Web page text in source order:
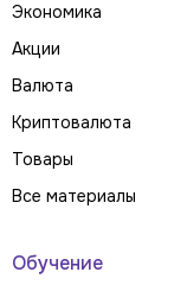
Экономика
Акции
Валюта
Криптовалюта
Товары
Все материалы
Обучение